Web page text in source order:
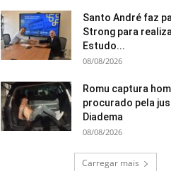
Santo André faz
Strong para
Estudo...
08/08/2026
Romu captura
procurado pela
Diadema
08/08/2026
Carregar mais